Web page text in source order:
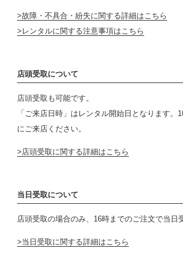
故障・不具合・紛失に関する詳細はこちら
レンタルに関する注意事項はこちら
店頭受取について
店頭受取も可能です。
「ご来店日時」はレンタル開始日となります。
にご来店ください。
店頭受取に関する詳細はこちら
当日受取について
店頭受取の場合のみ、16時までのご注文で当日
当日受取に関する詳細はこちら